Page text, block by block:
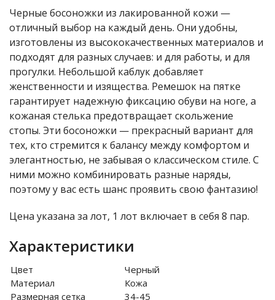
Черные босоножки из лакированной кожи —
отличный выбор на каждый день. Они удобны,
изготовлены из высококачественных материалов и
подходят для разных случаев: и для работы, и для
прогулки. Небольшой каблук добавляет
женственности и изящества. Ремешок на пятке
гарантирует надежную фиксацию обуви на ноге, а
кожаная стелька предотвращает скольжение
стопы. Эти босоножки — прекрасный вариант для
тех, кто стремится к балансу между комфортом и
элегантностью, не забывая о классическом стиле. С
ними можно комбинировать разные наряды,
поэтому у вас есть шанс проявить свою фантазию!
Цена указана за лот, 1 лот включает в себя 8 пар.
Характеристики
Цвет
Черный
Материал
Кожа
Размерная сетка
34-45